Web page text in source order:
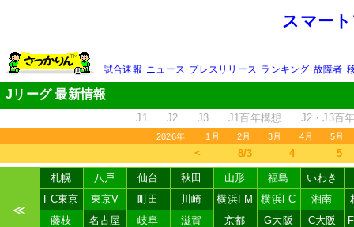
スマー
試合速報 ニュース プレスリリース ランキング 故障者
Jリーグ 最新情報
J1 J2 J3 J1百年構想 J2・J3百
2026年 1月 2月 3月 4月 5月
＜ 8/3 4 5
≪
札幌 八戸 仙台 秋田 山形 福島
いわき
FC東京
東京V 町田 川崎 横浜FM 横浜FC 湘南
藤枝
名古屋 岐阜 滋賀 京都 G大阪 C大阪